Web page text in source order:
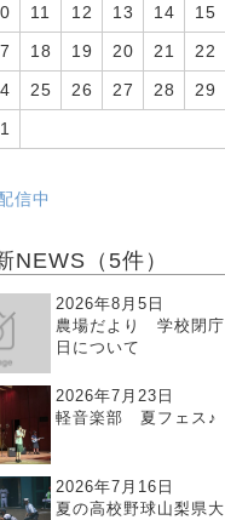
11 12 13 14 15
18 19 20 21 22
25 26 27 28 29
信中
NEWS（5件）
2026年8月5日
農場だより 学校閉庁
日について
2026年7月23日
軽音楽部 夏フェス♪
2026年7月16日
夏の高校野球山梨県大